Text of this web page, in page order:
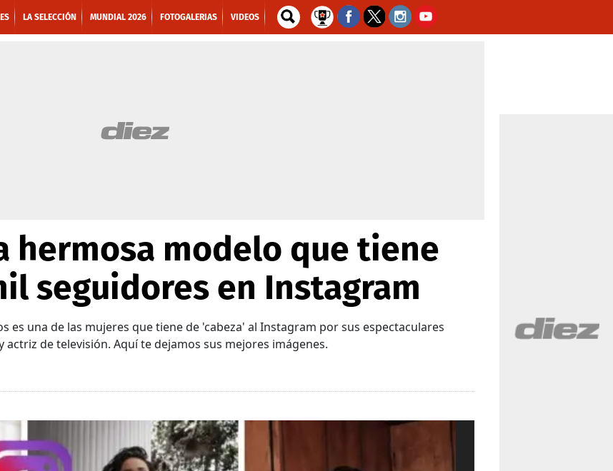
LA SELECCIÓN MUNDIAL 2026 FOTOGALERIAS VIDEOS
hermosa modelo que tiene
seguidores en Instagram
es una de las mujeres que tiene de 'cabeza' al Instagram por sus espectaculares
de televisión. Aquí te dejamos sus mejores imágenes.